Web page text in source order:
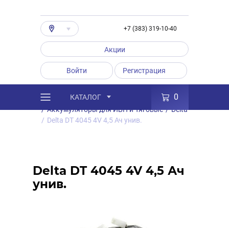
+7 (383) 319-10-40
Акции
Войти Регистрация
КАТАЛОГ 0
Каталог / Товары
Аккумуляторы
/ Аккумуляторы для ИБП и Тяговые / Delta
/ Delta DT 4045 4V 4,5 Ач унив.
Delta DT 4045 4V 4,5 Ач
унив.